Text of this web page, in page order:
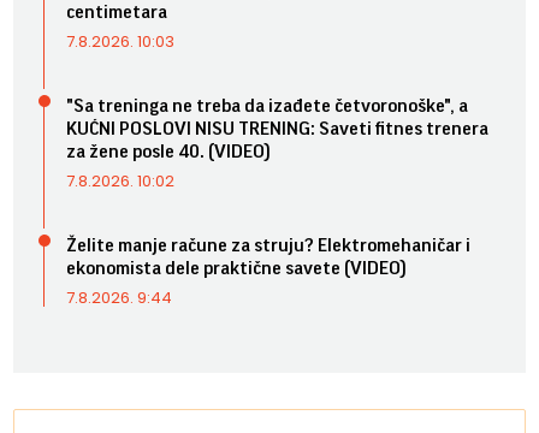
centimetara
7.8.2026. 10:03
"Sa treninga ne treba da izađete četvoronoške", a
KUĆNI POSLOVI NISU TRENING: Saveti fitnes trenera
za žene posle 40. (VIDEO)
7.8.2026. 10:02
Želite manje račune za struju? Elektromehaničar i
ekonomista dele praktične savete (VIDEO)
7.8.2026. 9:44